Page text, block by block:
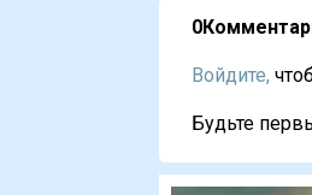
0
Войдите,
Будьте